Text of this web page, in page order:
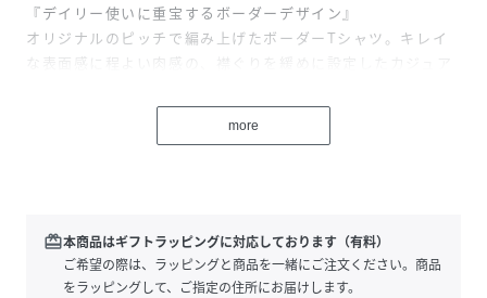
『デイリー使いに重宝するボーダーデザイン』
オリジナルのピッチで編み上げたボーダーTシャツ。キレイ
な表面感に程よい肉感の、襟ぐりを緩めに設定したカジュア
たく快適に過ごせます。程よくゆったりとしたシルエット
で、デイリー使いに重宝するアイテムです。
・襟ぐりを緩めに設定したカジュアルなデザイン
・ひんやりとした素材感で快適な着心地
・程よくゆとりのあるシルエット
more
redeem本商品はギフトラッピングに対応しております（有料）
ご希望の際は、ラッピングと商品を一緒にご注文ください。商品
をラッピングして、ご指定の住所にお届けします。